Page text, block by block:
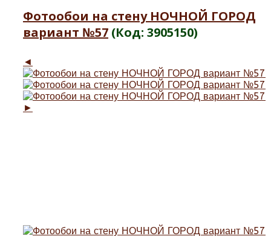
Фотообои на стену НОЧНОЙ ГОРОД
вариант №57 (Код: 3905150)
◄
►